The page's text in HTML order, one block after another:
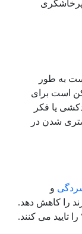
به طور
است برای
یا فکر
شدن در
و
را کاهش دهد.